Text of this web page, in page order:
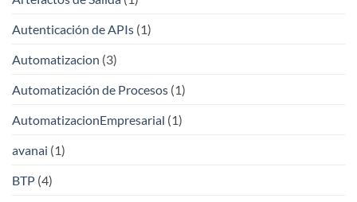
Autenticación de APIs (1)
Automatizacion (3)
Automatización de Procesos (1)
AutomatizacionEmpresarial (1)
avanai (1)
BTP (4)